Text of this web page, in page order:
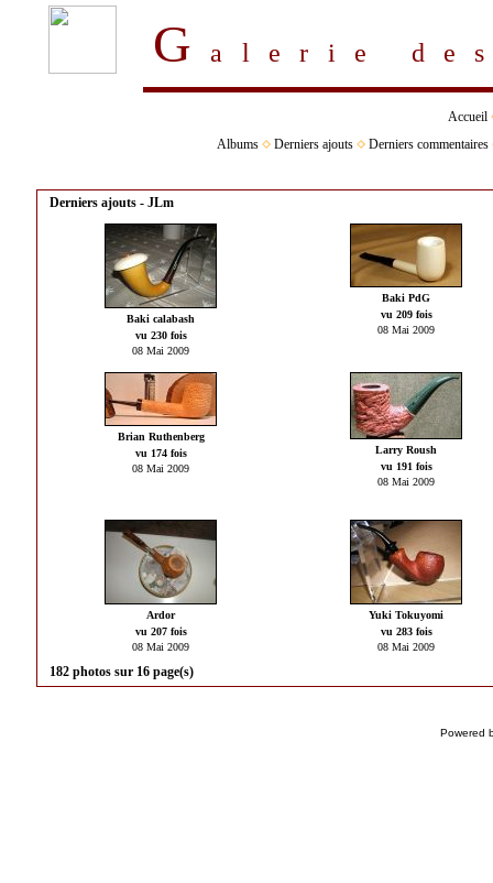
Galerie
Accueil
Albums
Derniers ajouts Derniers commentaires
Derniers ajouts - JLm
Baki calabash
vu 230 fois
08 Mai 2009
Baki PdG
vu 209 fois
08 Mai 2009
Brian Ruthenberg
vu 174 fois
08 Mai 2009
Larry Roush
vu 191 fois
08 Mai 2009
Ardor
vu 207 fois
08 Mai 2009
Yuki Tokuyomi
vu 283 fois
08 Mai 2009
182 photos sur 16 page(s)
Powered